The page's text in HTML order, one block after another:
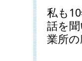
私も
話を
業所